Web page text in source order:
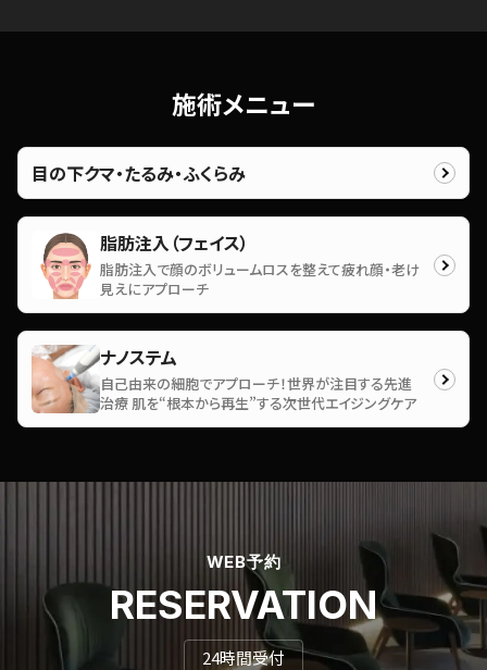
施術メニュー
目の下クマ・たるみ・ふくらみ
脂肪注入（フェイス）
脂肪注入で顔のボリュームロスを整えて疲れ顔・老け
見えにアプローチ
ナノステム
自己由来の細胞でアプローチ！世界が注目する先進
治療 肌を“根本から再生”する次世代エイジングケア
WEB予約
RESERVATION
24時間受付